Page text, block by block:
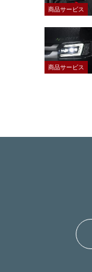
商品サービス
商品サービス